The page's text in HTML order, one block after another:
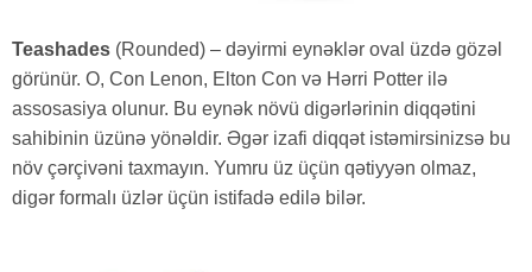
Teashades (Rounded) – dəyirmi eynəklər oval üzdə gözəl
görünür. O, Con Lenon, Elton Con və Hərri Potter ilə
assosasiya olunur. Bu eynək növü digərlərinin diqqətini
sahibinin üzünə yönəldir. Əgər izafi diqqət istəmirsinizsə bu
növ çərçivəni taxmayın. Yumru üz üçün qətiyyən olmaz,
digər formalı üzlər üçün istifadə edilə bilər.